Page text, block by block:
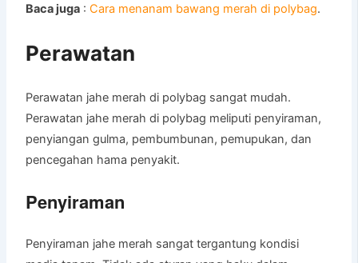
Baca juga :Cara menanam bawang merah di polybag.
Perawatan
Perawatan jahe merah di polybag sangat mudah.
Perawatan jahe merah di polybag meliputi penyiraman,
penyiangan gulma, pembumbunan, pemupukan, dan
pencegahan hama penyakit.
Penyiraman
Penyiraman jahe merah sangat tergantung kondisi